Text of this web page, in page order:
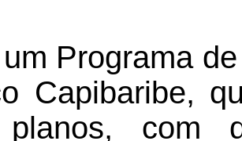
Programa
Capibaribe,
com